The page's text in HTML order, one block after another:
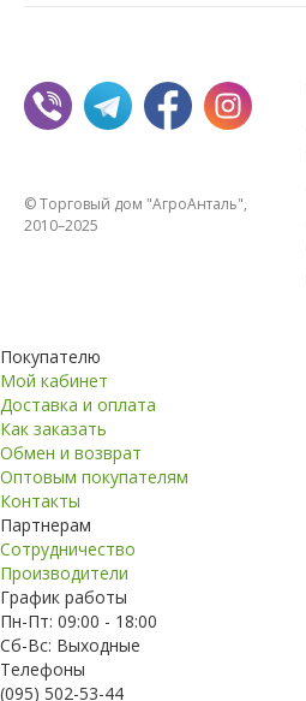
© Торговый дом "АгроАнталь",
2010–2025
Покупателю
Мой кабинет
Доставка и оплата
Как заказать
Обмен и возврат
Оптовым покупателям
Контакты
Партнерам
Сотрудничество
Производители
График работы
Пн-Пт: 09:00 - 18:00
Сб-Вс: Выходные
Телефоны
(095) 502-53-44